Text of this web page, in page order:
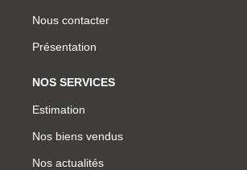
Nous contacter
Présentation
NOS SERVICES
Estimation
Nos biens vendus
Nos actualités